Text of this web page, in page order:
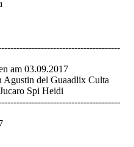
am 03.09.2017
Agustin del Guaadlix Culta
Spi Heidi